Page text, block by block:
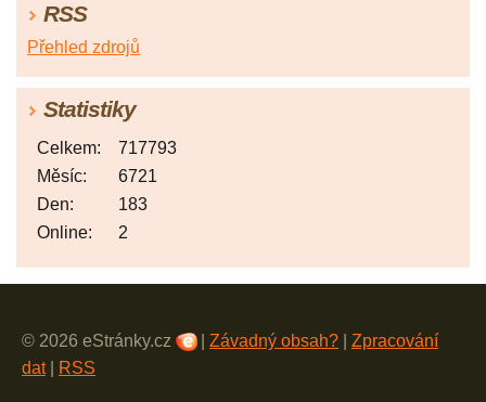
RSS
Přehled zdrojů
Statistiky
Online: 2
Celkem:
717793
Měsíc:
6721
Den:
183
© 2026 eStránky.cz Závadný obsah?
Zpracování
dat| RSS